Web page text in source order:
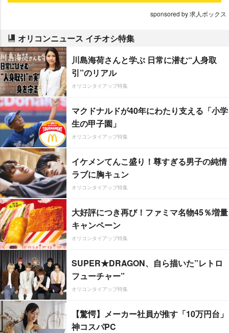
sponsored by 求人ボックス
オリコンニュース イチオシ特集
川島海荷さんと学ぶ 日常に潜む“人身取
引”のリアル
オリコンタイアップ特集
マクドナルドが40年にわたり支える「小学
生の甲子園」
オリコンタイアップ特集
イケメンてんこ盛り！尊すぎる男子の純情
ラブに胸キュン
オリコンタイアップ特集
大好評につき再び！ファミマ名物45％増量
キャンペーン
オリコンタイアップ特集
SUPER★DRAGON、自ら描いた”レトロ
フューチャー”
オリコンタイアップ特集
【驚愕】メーカー社員が推す「10万円台」
神コスパPC